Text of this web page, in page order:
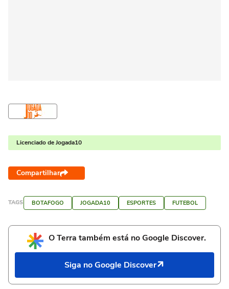
Licenciado de Jogada10
Compartilhar
TAGS BOTAFOGO JOGADA10 ESPORTES FUTEBOL
O Terra também está no Google Discover.
Siga no Google Discover